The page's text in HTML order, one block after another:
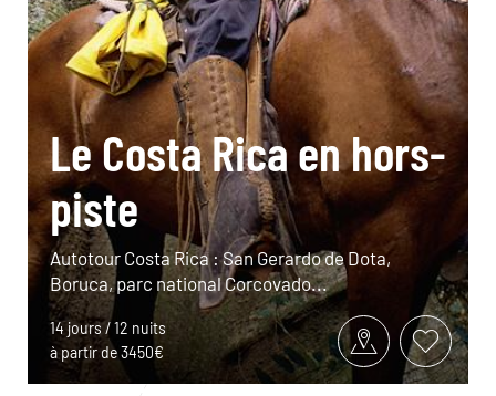
Le Costa Rica en hors-
piste
Autotour Costa Rica : San Gerardo de Dota,
Boruca, parc national Corcovado...
14 jours / 12 nuits
à partir de 3450€